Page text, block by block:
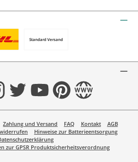
Standard Versand
Twitter YouTubePinterestWebsite
Zahlung und Versand FAQ Kontakt
AGB
Hinweise zur Batterieentsorgung
zur GPSR Produktsicherheitsverordnung